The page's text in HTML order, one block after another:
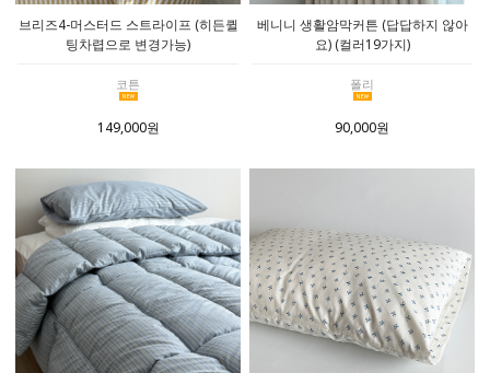
브리즈4-머스터드 스트라이프 (히든퀼
팅차렵으로 변경가능)
코튼
149,000원
베니니 생활암막커튼 (답답하지 않아
요) (컬러19가지)
폴리
90,000원